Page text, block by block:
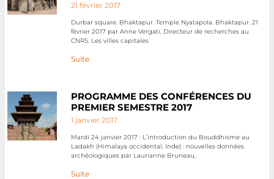
21 février 2017
Durbar square. Bhaktapur. Temple Nyatapola. Bhaktapur. 21
février 2017 par Anne Vergati, Directeur de recherches au
CNRS. Les villes capitales
Suite
PROGRAMME DES CONFÉRENCES DU
PREMIER SEMESTRE 2017
1 janvier 2017
Mardi 24 janvier 2017 : L’introduction du Bouddhisme au
Ladakh (Himalaya occidental, Inde) : nouvelles données
archéologiques par Laurianne Bruneau,
Suite